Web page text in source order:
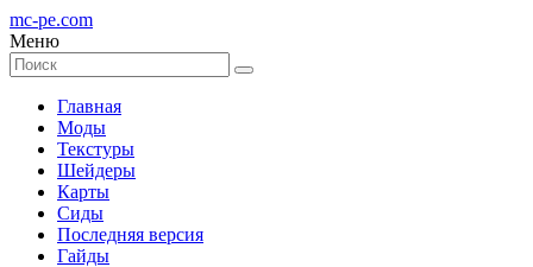
mc-pe.com
Меню
Главная
Моды
Текстуры
Шейдеры
Карты
Сиды
Последняя версия
Гайды